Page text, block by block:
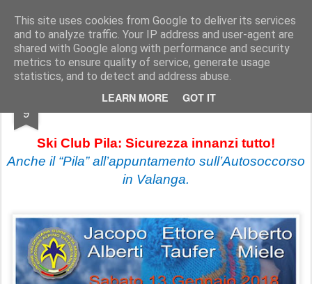
This site uses cookies from Google to deliver its services
and to analyze traffic. Your IP address and user-agent are
shared with Google along with performance and security
metrics to ensure quality of service, generate usage
statistics, and to detect and address abuse.
LEARN MORE GOT IT
Ski Club Pila news Le news dello Ski Club Pila
9 Sulla neve, sicurezza innanzi tutto!
Ski Club Pila: Sicurezza innanzi tutto!
Anche il “Pila” all’appuntamento sull’Autosoccorso
in Valanga.